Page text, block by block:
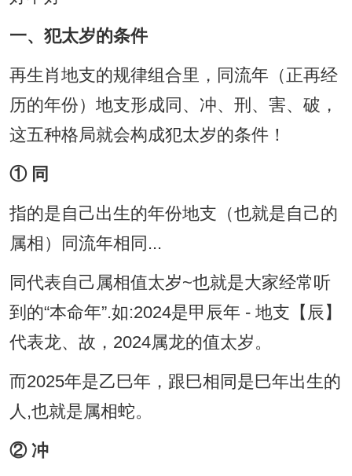
一、犯太岁的条件
再生肖地支的规律组合里，同流年（正再经
历的年份）地支形成同、冲、刑、害、破，
这五种格局就会构成犯太岁的条件！
① 同
指的是自己出生的年份地支（也就是自己的
属相）同流年相同...
同代表自己属相值太岁~也就是大家经常听
到的“本命年”.如:2024是甲辰年 - 地支【辰】
代表龙、故，2024属龙的值太岁。
而2025年是乙巳年，跟巳相同是巳年出生的
人,也就是属相蛇。
② 冲